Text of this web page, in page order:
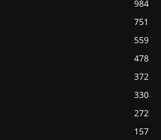
984
751
559
478
372
330
272
157